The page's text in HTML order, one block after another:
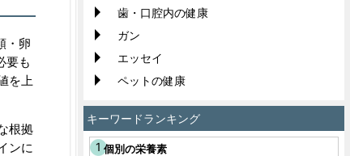
・卵
要も
を上
根拠
ンに
歯・口腔内の健康
ガン
エッセイ
ペットの健康
キーワードランキング
個別の栄養素